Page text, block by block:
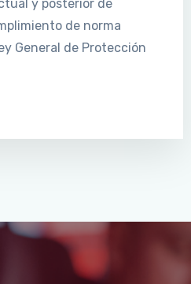
y posterior de
de norma
General de Protección